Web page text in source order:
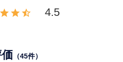
4.5
（45件）